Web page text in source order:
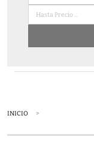
INICIO